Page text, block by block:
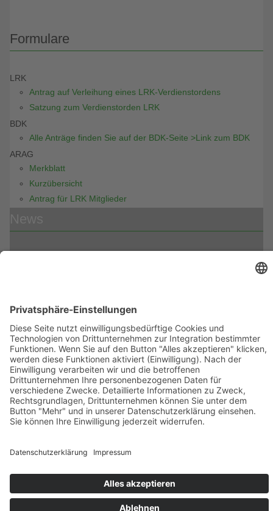
Formulare
LRK
Antrag auf Verleihung eines LRK-Verdienstordens
Satzung zum Verdienstorden LRK
BDK
Alle Anträge finden Sie auf der BDK-Seite >Link zum BDK
ARAG
Merkblatt
Kurzübersicht
Antrag für LRK Mitglieder
über den Völkerrechtsbruch durch den russischen Präsidenten
Putin und nehmen Anteil an dem Schicksal der Menschen in der
Ukraine. Während Friedensdemonstrationen, Mahnwachen und
Solidaritätskundgebungen in Deutschland abgehalten werden,
können auch die Karnevalisten und Fastnachter nicht zur
üblichen Tagesordnung der närrischen Tage übergehen.
Partner des LRK
Datenschutzerklärung